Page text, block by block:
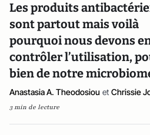
Les produits
sont partout mais voilà
pourquoi nous devons
contrôler l’utilisation,
bien de notre
Anastasia A. Theodosiou et Chrissie
3 min de lecture